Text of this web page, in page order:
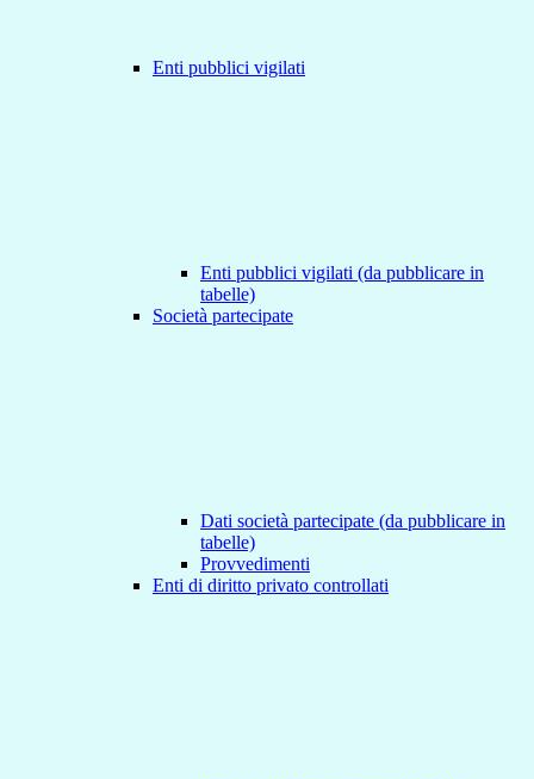
Enti pubblici vigilati
Enti pubblici vigilati (da pubblicare in
tabelle)
Società partecipate
Dati società partecipate (da pubblicare in
tabelle)
Provvedimenti
Enti di diritto privato controllati